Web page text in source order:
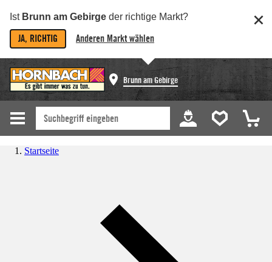
Ist Brunn am Gebirge der richtige Markt?
JA, RICHTIG Anderen Markt wählen
Brunn am Gebirge
Startseite